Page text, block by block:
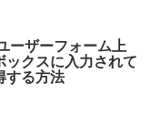
ーザーフォーム上
ックスに入力されて
する方法